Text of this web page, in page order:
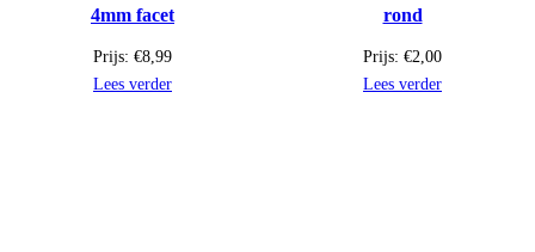
4mm facet
Prijs: €8,99
Lees verder
rond
Prijs: €2,00
Lees verder